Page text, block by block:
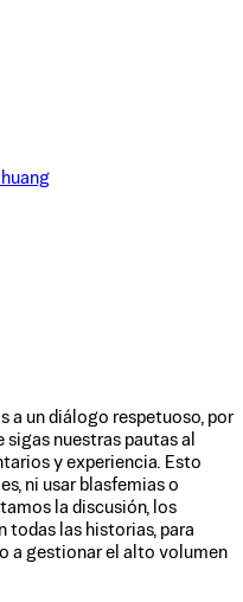
a un diálogo respetuoso, por
nuestras pautas al
y experiencia. Esto
ni usar blasfemias o
la discusión, los
todas las historias, para
a gestionar el alto volumen